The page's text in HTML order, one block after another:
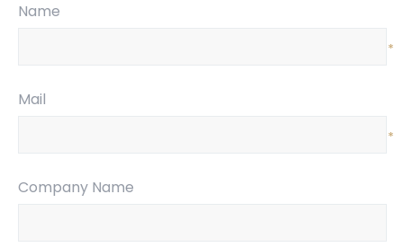
Name
*
Mail
*
Company Name